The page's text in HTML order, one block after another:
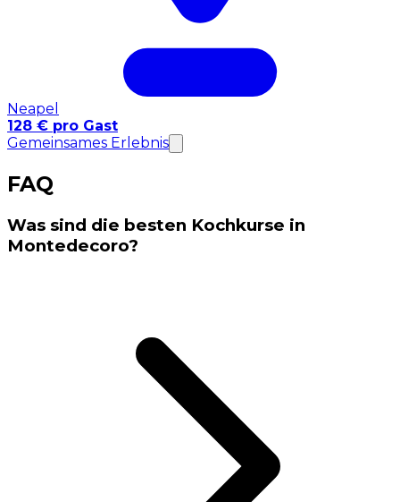
Neapel
128 € pro Gast
Gemeinsames Erlebnis
FAQ
Was sind die besten Kochkurse in
Montedecoro?